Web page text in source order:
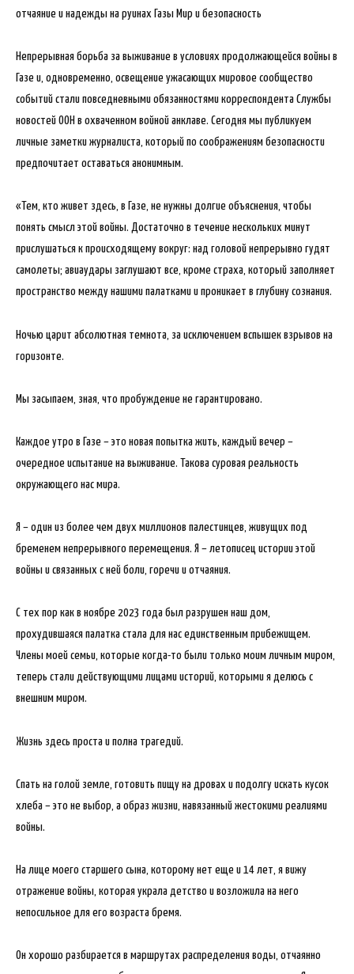
отчаяние и надежды на руинах Газы Мир и безопасность
Непрерывная борьба за выживание в условиях продолжающейся войны в
Газе и, одновременно, освещение ужасающих мировое сообщество
событий стали повседневными обязанностями корреспондента Службы
новостей ООН в охваченном войной анклаве. Сегодня мы публикуем
личные заметки журналиста, который по соображениям безопасности
предпочитает оставаться анонимным.
«Тем, кто живет здесь, в Газе, не нужны долгие объяснения, чтобы
понять смысл этой войны. Достаточно в течение нескольких минут
прислушаться к происходящему вокруг: над головой непрерывно гудят
самолеты; авиаудары заглушают все, кроме страха, который заполняет
пространство между нашими палатками и проникает в глубину сознания.
Ночью царит абсолютная темнота, за исключением вспышек взрывов на
горизонте.
Мы засыпаем, зная, что пробуждение не гарантировано.
Каждое утро в Газе – это новая попытка жить, каждый вечер –
очередное испытание на выживание. Такова суровая реальность
окружающего нас мира.
Я – один из более чем двух миллионов палестинцев, живущих под
бременем непрерывного перемещения. Я – летописец истории этой
войны и связанных с ней боли, горечи и отчаяния.
С тех пор как в ноябре 2023 года был разрушен наш дом,
прохудившаяся палатка стала для нас единственным прибежищем.
Члены моей семьи, которые когда-то были только моим личным миром,
теперь стали действующими лицами историй, которыми я делюсь с
внешним миром.
Жизнь здесь проста и полна трагедий.
Спать на голой земле, готовить пищу на дровах и подолгу искать кусок
хлеба – это не выбор, а образ жизни, навязанный жестокими реалиями
войны.
На лице моего старшего сына, которому нет еще и 14 лет, я вижу
отражение войны, которая украла детство и возложила на него
непосильное для его возраста бремя.
Он хорошо разбирается в маршрутах распределения воды, отчаянно